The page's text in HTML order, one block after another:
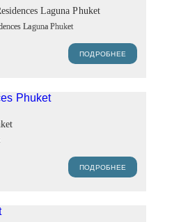
Laguna Phuket
Laguna Phuket
ПОДРОБНЕЕ
ПОДРОБНЕЕ